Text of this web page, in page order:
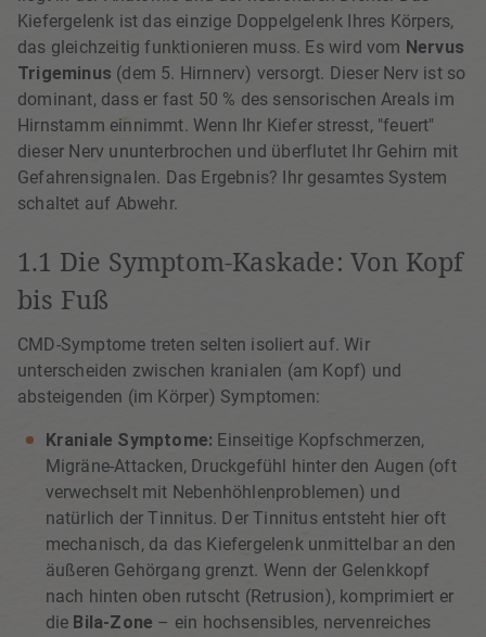
Kiefergelenk ist das einzige Doppelgelenk Ihres Körpers,
das gleichzeitig funktionieren muss. Es wird vom Nervus
Trigeminus (dem 5. Hirnnerv) versorgt. Dieser Nerv ist so
dominant, dass er fast 50 % des sensorischen Areals im
Hirnstamm einnimmt. Wenn Ihr Kiefer stresst, "feuert"
dieser Nerv ununterbrochen und überflutet Ihr Gehirn mit
Gefahrensignalen. Das Ergebnis? Ihr gesamtes System
schaltet auf Abwehr.
1.1 Die Symptom-Kaskade: Von Kopf
bis Fuß
CMD-Symptome treten selten isoliert auf. Wir
unterscheiden zwischen kranialen (am Kopf) und
absteigenden (im Körper) Symptomen:
Kraniale Symptome: Einseitige Kopfschmerzen,
Migräne-Attacken, Druckgefühl hinter den Augen (oft
verwechselt mit Nebenhöhlenproblemen) und
natürlich der Tinnitus. Der Tinnitus entsteht hier oft
mechanisch, da das Kiefergelenk unmittelbar an den
äußeren Gehörgang grenzt. Wenn der Gelenkkopf
nach hinten oben rutscht (Retrusion), komprimiert er
die Bila-Zone – ein hochsensibles, nervenreiches